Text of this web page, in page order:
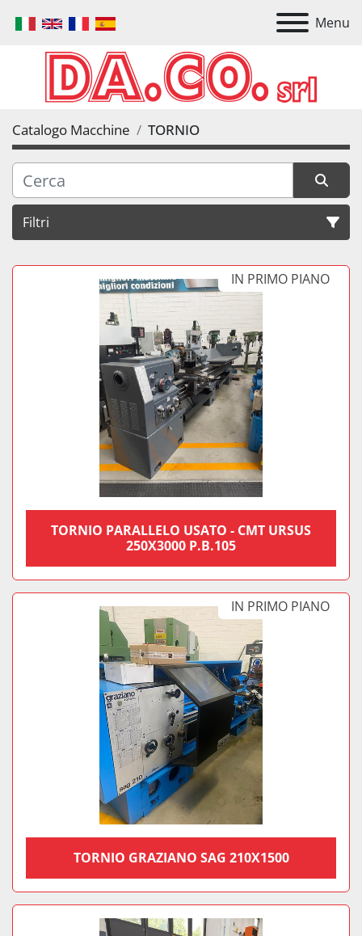
Menu
Catalogo Macchine TORNIO
Filtri
Ordina per
IN PRIMO PIANO
TORNIO PARALLELO USATO - CMT URSUS
250X3000 P.B.105
IN PRIMO PIANO
TORNIO GRAZIANO SAG 210X1500